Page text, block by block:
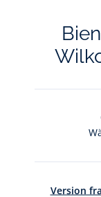
Votre
(exemple :
Version